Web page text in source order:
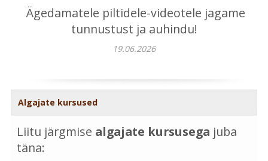
Ägedamatele piltidele-videotele jagame
tunnustust ja auhindu!
19.06.2026
Algajate kursused
Liitu järgmise algajate kursusega juba
täna: